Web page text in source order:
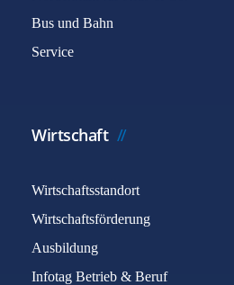
Bus und Bahn
Service
Wirtschaft
Wirtschaftsstandort
Wirtschaftsförderung
Ausbildung
Infotag Betrieb & Beruf